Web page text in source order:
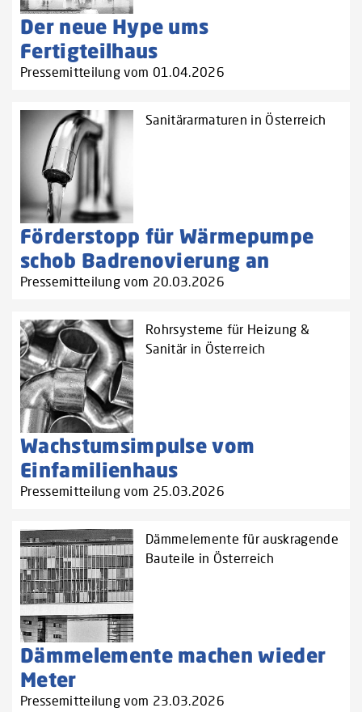
Der neue Hype ums
Fertigteilhaus
Pressemitteilung vom 01.04.2026
Sanitärarmaturen in Österreich
Förderstopp für Wärmepumpe
schob Badrenovierung an
Pressemitteilung vom 20.03.2026
Rohrsysteme für Heizung &
Sanitär in Österreich
Wachstumsimpulse vom
Einfamilienhaus
Pressemitteilung vom 25.03.2026
Dämmelemente für auskragende
Bauteile in Österreich
Dämmelemente machen wieder
Meter
Pressemitteilung vom 23.03.2026